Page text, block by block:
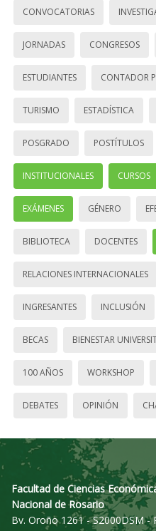
CONVOCATORIAS
JORNADAS CONGRESOS
ESTUDIANTES CONTADOR
TURISMO ESTADÍSTICA
POSGRADO POSTÍTULOS
INSTITUCIONALES CURSOS
EXÁMENES GÉNERO
BIBLIOTECA DOCENTES
RELACIONES INTERNACIONALES
INGRESANTES INCLUSIÓN
BECAS BIENESTAR
100 AÑOS WORKSHOP
DEBATES OPINIÓN
Facultad de Ciencias
Nacional de Rosario
Bv. Oroño 1261 - S2000DSM -